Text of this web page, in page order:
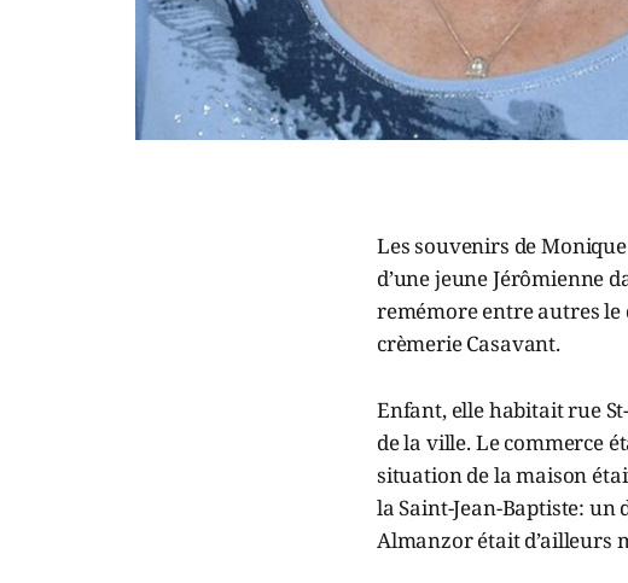
Les souvenirs de
d’une jeune Jérômienne
remémore entre autres le
crèmerie Casavant.
Enfant, elle habitait rue St-
de la ville. Le commerce
situation de la maison
la Saint-Jean-Baptiste:
Almanzor était d’ailleurs